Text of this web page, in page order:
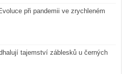
při pandemii ve zrychleném
tajemství záblesků u černých